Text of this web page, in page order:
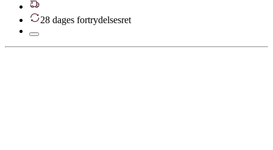
28 dages fortrydelsesret